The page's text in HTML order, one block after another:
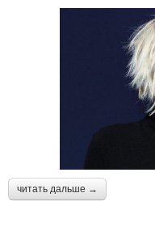
читать дальше →